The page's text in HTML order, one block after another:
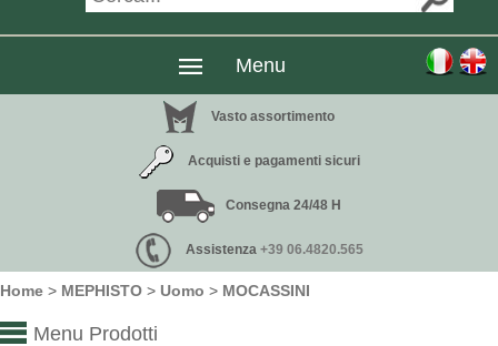
Menu
Vasto assortimento
Acquisti e pagamenti sicuri
Consegna 24/48 H
Assistenza +39 06.4820.565
Home > MEPHISTO > Uomo > MOCASSINI
Menu Prodotti